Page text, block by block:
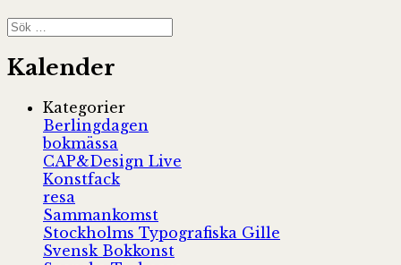
Sök
efter:
Kalender
Kategorier
Berlingdagen
bokmässa
CAP&Design Live
Konstfack
resa
Sammankomst
Stockholms Typografiska Gille
Svensk Bokkonst